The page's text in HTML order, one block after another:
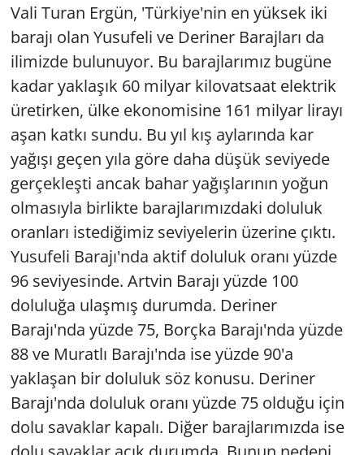
Vali Turan Ergün, 'Türkiye'nin en yüksek iki
barajı olan Yusufeli ve Deriner Barajları da
ilimizde bulunuyor. Bu barajlarımız bugüne
kadar yaklaşık 60 milyar kilovatsaat elektrik
üretirken, ülke ekonomisine 161 milyar lirayı
aşan katkı sundu. Bu yıl kış aylarında kar
yağışı geçen yıla göre daha düşük seviyede
gerçekleşti ancak bahar yağışlarının yoğun
olmasıyla birlikte barajlarımızdaki doluluk
oranları istediğimiz seviyelerin üzerine çıktı.
Yusufeli Barajı'nda aktif doluluk oranı yüzde
96 seviyesinde. Artvin Barajı yüzde 100
doluluğa ulaşmış durumda. Deriner
Barajı'nda yüzde 75, Borçka Barajı'nda yüzde
88 ve Muratlı Barajı'nda ise yüzde 90'a
yaklaşan bir doluluk söz konusu. Deriner
Barajı'nda doluluk oranı yüzde 75 olduğu için
dolu savaklar kapalı. Diğer barajlarımızda ise